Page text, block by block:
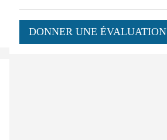
DONNER UNE ÉVALUATION